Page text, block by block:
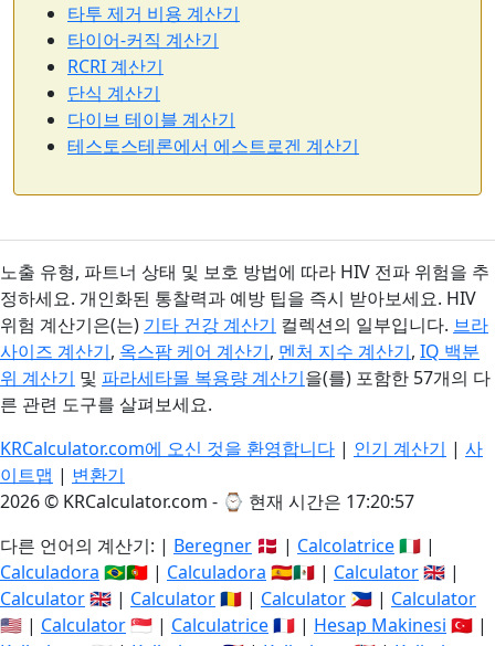
타투 제거 비용 계산기
타이어-커직 계산기
RCRI 계산기
단식 계산기
다이브 테이블 계산기
테스토스테론에서 에스트로겐 계산기
노출 유형, 파트너 상태 및 보호 방법에 따라 HIV 전파 위험을 추
정하세요. 개인화된 통찰력과 예방 팁을 즉시 받아보세요. HIV
위험 계산기은(는) 기타 건강 계산기 컬렉션의 일부입니다. 브라
사이즈 계산기, 옥스팜 케어 계산기, 멘처 지수 계산기, IQ 백분
위 계산기 및 파라세타몰 복용량 계산기을(를) 포함한 57개의 다
른 관련 도구를 살펴보세요.
KRCalculator.com에 오신 것을 환영합니다 | 인기 계산기 | 사
이트맵 | 변환기
2026 © KRCalculator.com - ⌚ 현재 시간은 17:20:58
다른 언어의 계산기: | Beregner 🇩🇰 | Calcolatrice🇮🇹 |
Calculadora 🇧🇷🇵🇹 | Calculadora 🇪🇸🇲🇽 | Calculator🇬🇧 |
Calculator🇬🇧 | Calculator🇷🇴 | Calculator 🇵🇭 | Calculator
🇺🇸 | Calculator🇸🇬 | Calculatrice🇫🇷 | Hesap Makinesi 🇹🇷 |